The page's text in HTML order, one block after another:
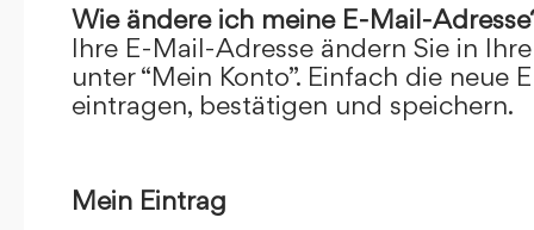
Wie ändere ich meine E-Mail-
Ihre E-Mail-Adresse ändern Sie in
unter “Mein Konto”. Einfach die neue
eintragen, bestätigen und speichern.
Mein Eintrag